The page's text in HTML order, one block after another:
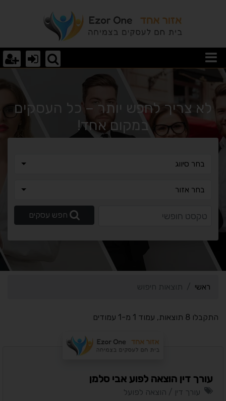
תוצאות חיפוש
לא צריך לחפש יותר – כל העסקים
במקום אחד!
בחר סיווג
בחר אזור
חפש עסקים
ראשי תוצאות חיפוש
התקבלו 8 תוצאות, עמוד 1 מ-1 עמודים
עורך דין הוצאה לפוע אבי סלמן
עורך דין / הוצאה לפועל